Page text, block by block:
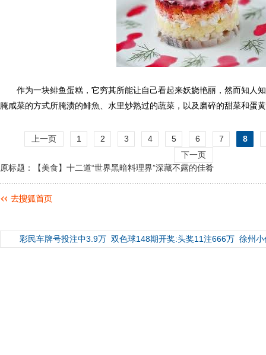
作为一块鲱鱼蛋糕，它穷其所能让自己看起来妖娆艳丽，然而知人
腌咸菜的方式所腌渍的鲱魚、水里炒熟过的蔬菜，以及磨碎的甜菜和蛋
上一页 1 2 3 4 5 6 7
8
下一页
原标题：【美食】十二道“世界黑暗料理界”深藏不露的佳肴
彩民车牌号投注中3.9万 双色球148期开奖:头奖11注666万 徐州